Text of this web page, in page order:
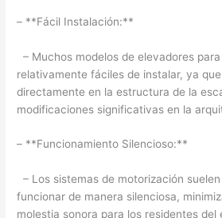
– **Fácil Instalación:**
– Muchos modelos de elevadores
relativamente fáciles de instalar, ya
directamente en la estructura de la
modificaciones significativas en la
– **Funcionamiento Silencioso:**
– Los sistemas de motorización
funcionar de manera silenciosa,
molestia sonora para los residentes del